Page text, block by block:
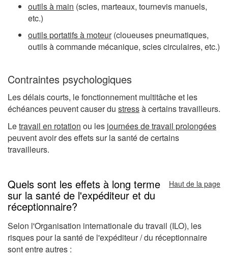
outils à main (scies, marteaux, tournevis manuels,
etc.)
outils portatifs à moteur(cloueuses pneumatiques,
outils à commande mécanique, scies circulaires, etc.)
Contraintes psychologiques
Les délais courts, le fonctionnement multitâche et les
échéances peuvent causer du stressà certains travailleurs.
Letravail en rotation ou les journées de travail prolongées
peuvent avoir des effets sur la santé de certains
travailleurs.
Quels sont les effets à long terme
sur la santé de l'expéditeur et du
réceptionnaire?
Haut de la page
Selon l'Organisation internationale du travail (ILO), les
risques pour la santé de l'expéditeur / du réceptionnaire
sont entre autres :